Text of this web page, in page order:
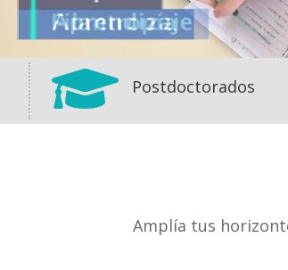
 Postdoctorados
Amplía tus